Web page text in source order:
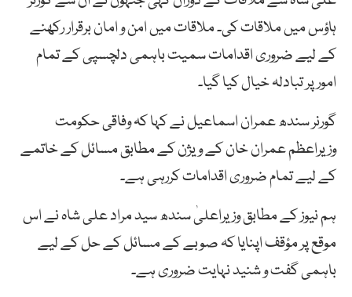
ہاؤس میں ملاقات کی۔ ملاقات میں امن و امان برقرار رکھنے
کے لیے ضروری اقدامات سمیت باہمی دلچسپی کے تمام
امورپر تبادلہ خیال کیا گیا۔
گورنر سندھ عمران اسماعیل نے کہا کہ وفاقی حکومت
وزیراعظم عمران خان کے ویژن کے مطابق مسائل کے خاتمے
کے لیے تمام ضروری اقدامات کررہی ہے۔
ہم نیوز کے مطابق وزیراعلیٰ سندھ سید مراد علی شاہ نے اس
موقع پر مؤقف اپنایا کہ صوبے کے مسائل کے حل کے لیے
باہمی گفت و شنید نہایت ضروری ہے۔